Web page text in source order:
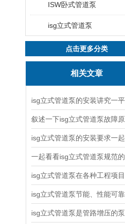
ISW卧式管道泵
isg立式管道泵
点击更多分类
相关文章
isg立式管道泵节能、性能可靠